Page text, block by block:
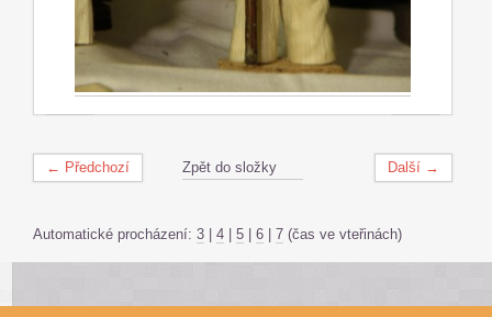
← Předchozí Další →
Zpět do složky
Automatické procházení: 3 4 5 6 7 (čas ve vteřinách)